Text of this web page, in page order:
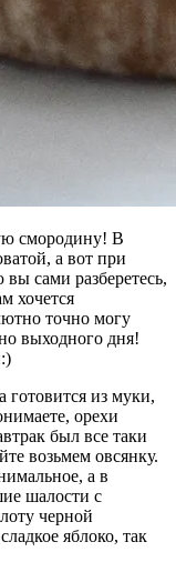
смородину! В
а вот при
сами разберетесь,
хочется
точно могу
выходного дня!
готовится из муки,
орехи
был все таки
возьмем овсянку.
а в
шалости с
черной
яблоко, так